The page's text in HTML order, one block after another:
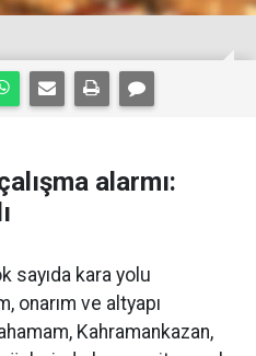
alarmı:
sayıda kara yolu
onarım ve altyapı
Kahramankazan,